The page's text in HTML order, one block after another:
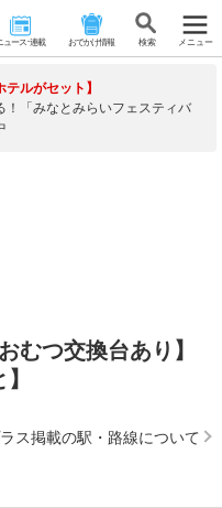
ュース･連載 おでかけ情報 検 索 メニュー
テルがセット】
！「みなとみらいフェスティバ
むつ交換台あり】
ス掲載の駅・路線について